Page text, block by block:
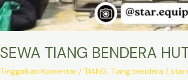
SEWA TIANG BENDERA
Tinggalkan Komentar / TIANG, Tiang bendera /